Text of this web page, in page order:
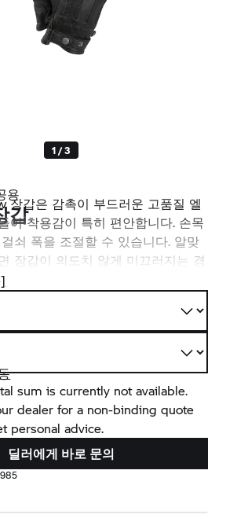
1 / 3
용
갑
장갑은 감촉이 부드러운 고품질 엘
어 착용감이 특히 편안합니다. 손목
쇠 폭을 조절할 수 있습니다. 알맞
장갑이 의도치 않게 미끄러지는 경
습니다. 검지 손가락으로 터치 스
조작할 수 있는 실용성까지 갖췄습
sum is currently not available.
dealer for a non-binding quote
personal advice.
딜러에게 바로 문의